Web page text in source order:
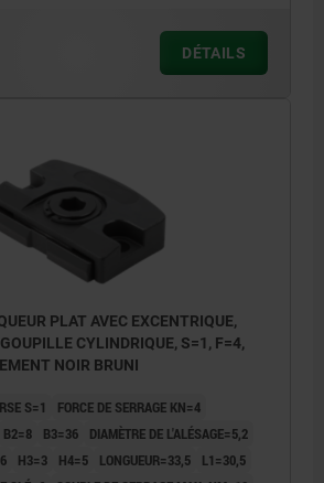
initiale
DÉTAILS
PLAT AVEC EXCENTRIQUE,
CYLINDRIQUE, S=1, F=4,
NOIR BRUNI
S=1
FORCE DE SERRAGE KN=4
B2=8 B3=36
DIAMÈTRE DE L'ALÉSAGE=5,2
H3=3 H4=5 LONGUEUR=33,5
L1=30,5